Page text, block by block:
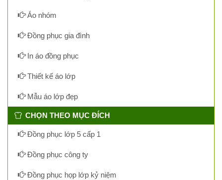
Áo nhóm
Đồng phục gia đình
In áo đồng phục
Thiết kế áo lớp
Mẫu áo lớp đẹp
CHỌN THEO MỤC ĐÍCH
Đồng phục lớp 5 cấp 1
Đồng phục công ty
Đồng phục họp lớp kỷ niệm